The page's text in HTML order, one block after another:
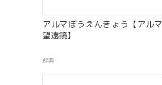
アルマぼうえんきょう【アルマ
望遠鏡】
辞典